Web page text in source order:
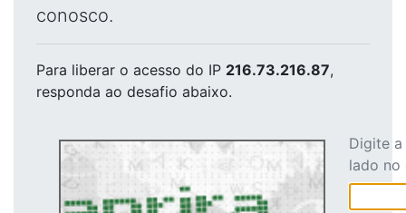
conosco.
Para liberar o acesso do IP 216.73.216.87,
responda ao desafio abaixo.
Digite
lado no